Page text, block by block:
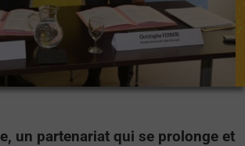
un partenariat qui se prolonge et